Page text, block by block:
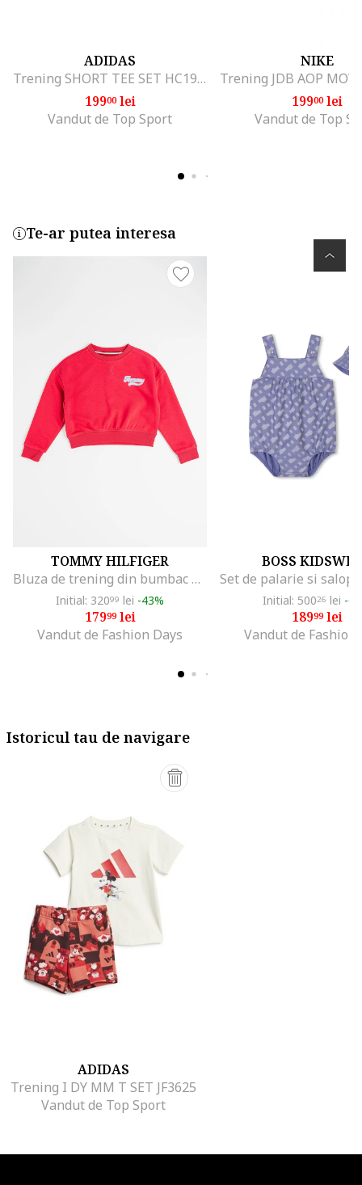
ADIDAS
Trening SHORT TEE SET HC1985
19900lei
Vandut de Top Sport
NIKE
19900lei
Vandut de Top
Te-ar putea interesa
TOMMY HILFIGER
Bluza de trening din bumbac organic cu logo, Roz zmeuriu
Initial: 32099 lei -43%
17999lei
Vandut de Fashion Days
BOSS
Initial: 50026 lei -
18999lei
Vandut de Fashion
Istoricul tau de navigare
ADIDAS
Trening I DY MM T SET JF3625
Vandut de Top Sport